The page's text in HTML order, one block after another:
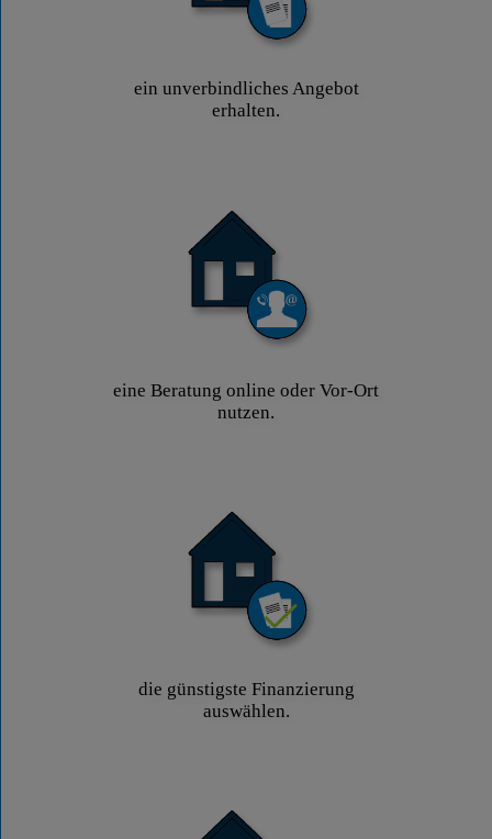
ein unverbindliches Angebot
erhalten.
eine Beratung online oder Vor-Ort
nutzen.
die günstigste Finanzierung
auswählen.